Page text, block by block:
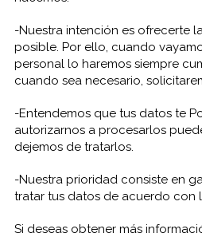
-Nuestra intención es ofrecerte
posible. Por ello, cuando
personal lo haremos siempre
cuando sea necesario,
-Entendemos que tus datos te
autorizarnos a procesarlos
dejemos de tratarlos.
-Nuestra prioridad consiste en
tratar tus datos de acuerdo con
Si deseas obtener más